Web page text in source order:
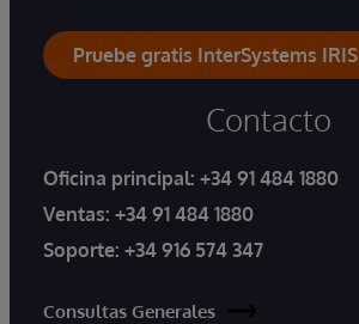
Pruebe gratis InterSystems IRIS
Contacto
Oficina principal: +34 91 484 1880
Ventas: +34 91 484 1880
Soporte: +34 916 574 347
Consultas Generales